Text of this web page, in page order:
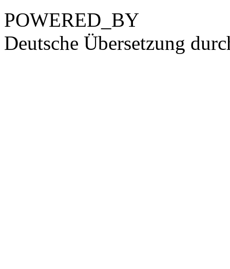
POWERED_BY
Deutsche Übersetzung